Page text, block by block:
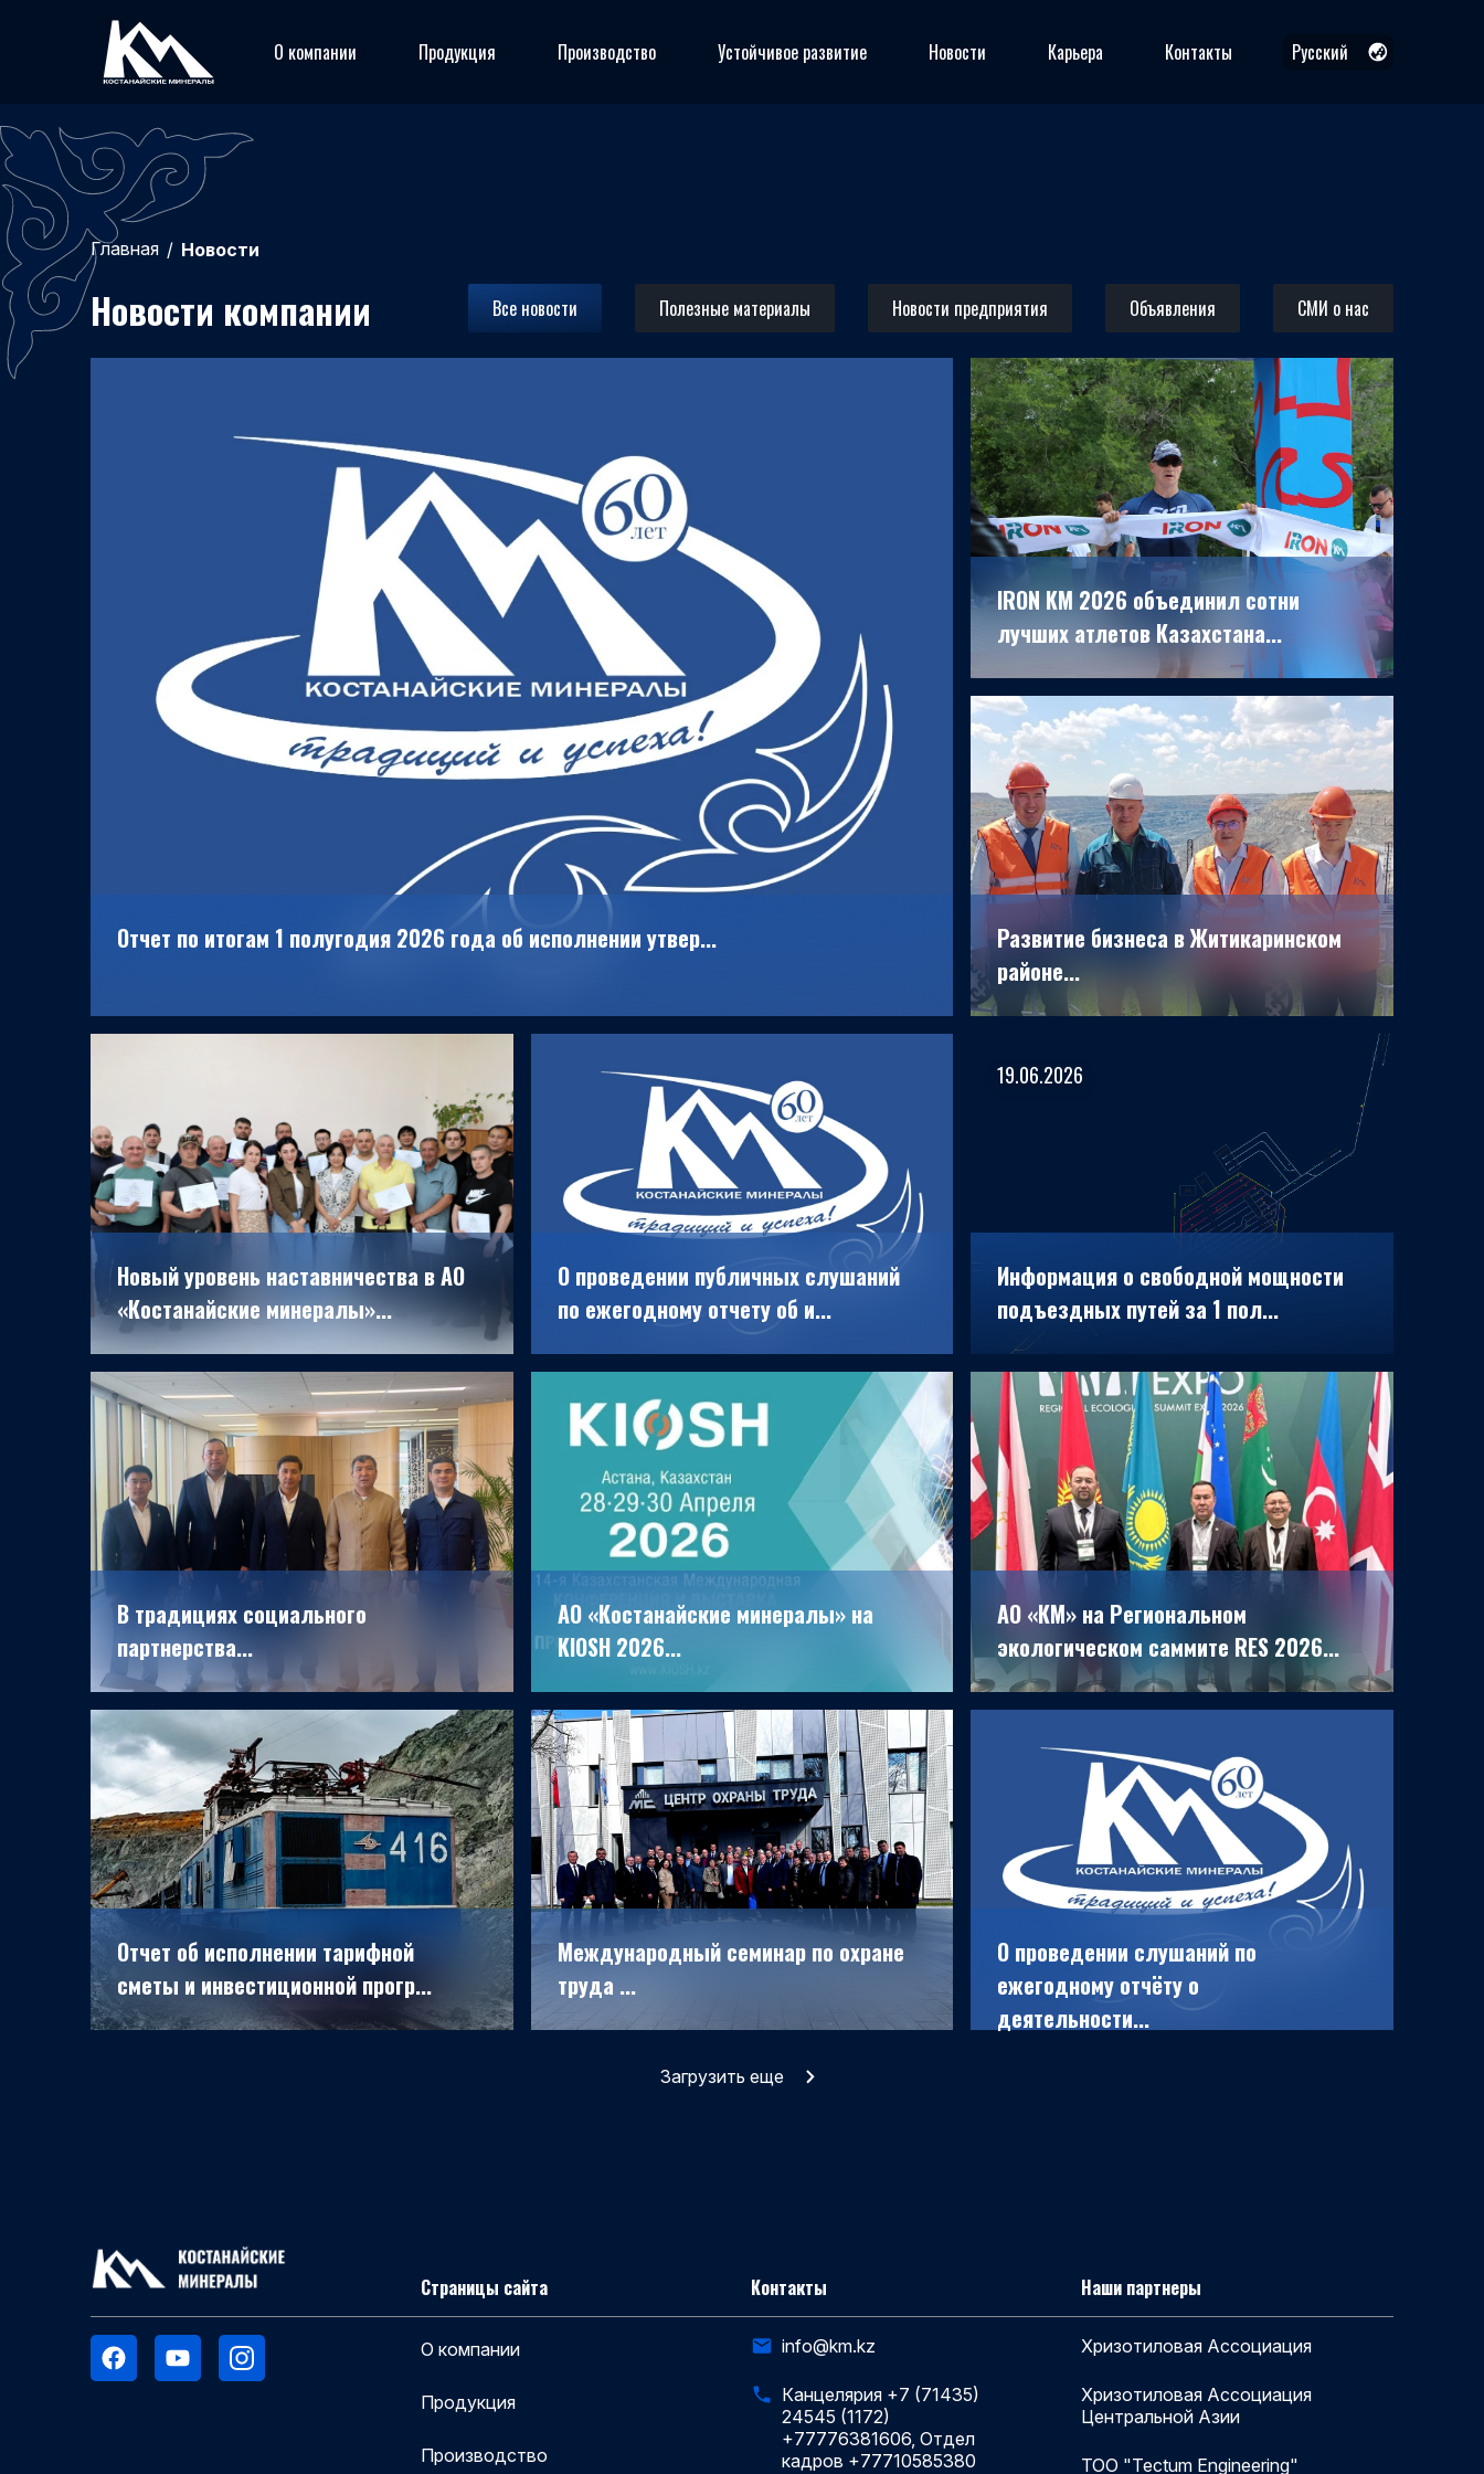
О компании Продукция Производство Устойчивое развитие Новости Карьера Контакты
Русский
Главная / Новости
Новости компании Все новости Полезные материалы Новости предприятия Объявления СМИ о нас
Отчет по итогам 1 полугодия 2026 года об исполнении утвер...
04.07.2026
IRON KM 2026 объединил сотни
лучших атлетов Казахстана...
29.06.2026
Развитие бизнеса в Житикаринском
районе...
Новый уровень наставничества в АО
«Костанайские минералы»...
19.06.2026
О проведении публичных слушаний
по ежегодному отчету об и...
19.06.2026
Информация о свободной мощности
подъездных путей за 1 пол...
19.06.2026
В традициях социального
партнерства...
30.05.2026
АО «Костанайские минералы» на
KIOSH 2026...
27.04.2026
АО «КМ» на Региональном
экологическом саммите RES 2026...
24.04.2026
Отчет об исполнении тарифной
сметы и инвестиционной прогр...
16.04.2026
Международный семинар по охране
труда ...
30.03.2026
О проведении слушаний по
ежегодному отчёту о
деятельности...
Загрузить еще
Страницы сайта Контакты Наши партнеры
О компании
Продукция
Производство
info@km.kz
Канцелярия +7 (71435)
24545 (1172)
+77776381606, Отдел
кадров +77710585380
Хризотиловая Ассоциация
Хризотиловая Ассоциация
Центральной Азии
ТОО "Tectum Engineering"